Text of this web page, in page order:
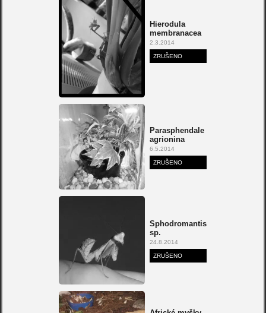
Hierodula
membranacea
2.3.2014
ZRUŠENO
Parasphendale
agrionina
6.5.2014
ZRUŠENO
Sphodromantis
sp.
24.8.2014
ZRUŠENO